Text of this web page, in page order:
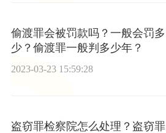
偷渡罪会被罚款吗？一般会罚多
少？偷渡罪一般判多少年？
2023-03-23 15:59:28
盗窃罪检察院怎么处理？盗窃罪